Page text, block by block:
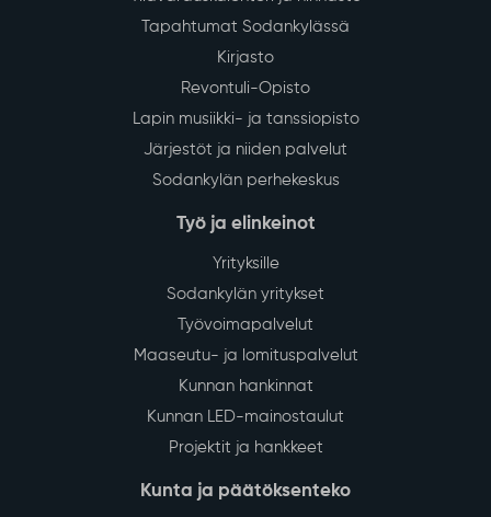
Tapahtumat Sodankylässä
Kirjasto
Revontuli-Opisto
Lapin musiikki- ja tanssiopisto
Järjestöt ja niiden palvelut
Sodankylän perhekeskus
Työ ja elinkeinot
Yrityksille
Sodankylän yritykset
Työvoimapalvelut
Maaseutu- ja lomituspalvelut
Kunnan hankinnat
Kunnan LED-mainostaulut
Projektit ja hankkeet
Kunta ja päätöksenteko